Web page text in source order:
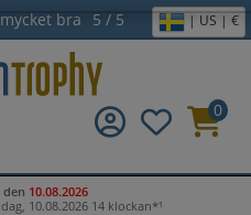
mycket bra 5 / 5 | US | €
0
den 10.08.2026
10.08.2026 14 klockan*¹